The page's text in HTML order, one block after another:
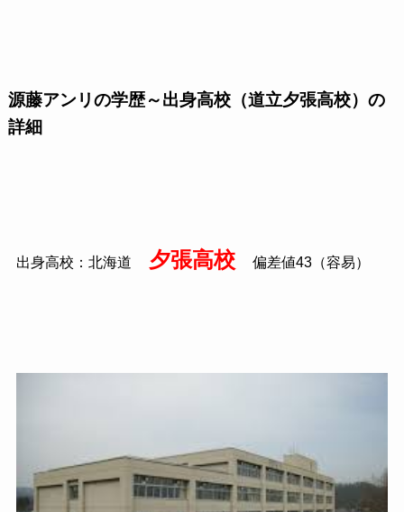
源藤アンリの学歴～出身高校（道立夕張高校）の
詳細
出身高校：北海道 夕張高校 偏差値43（容易）